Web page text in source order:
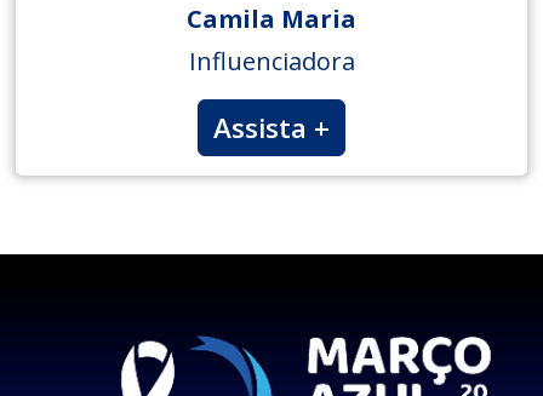
Camila Maria
Influenciadora
Assista +